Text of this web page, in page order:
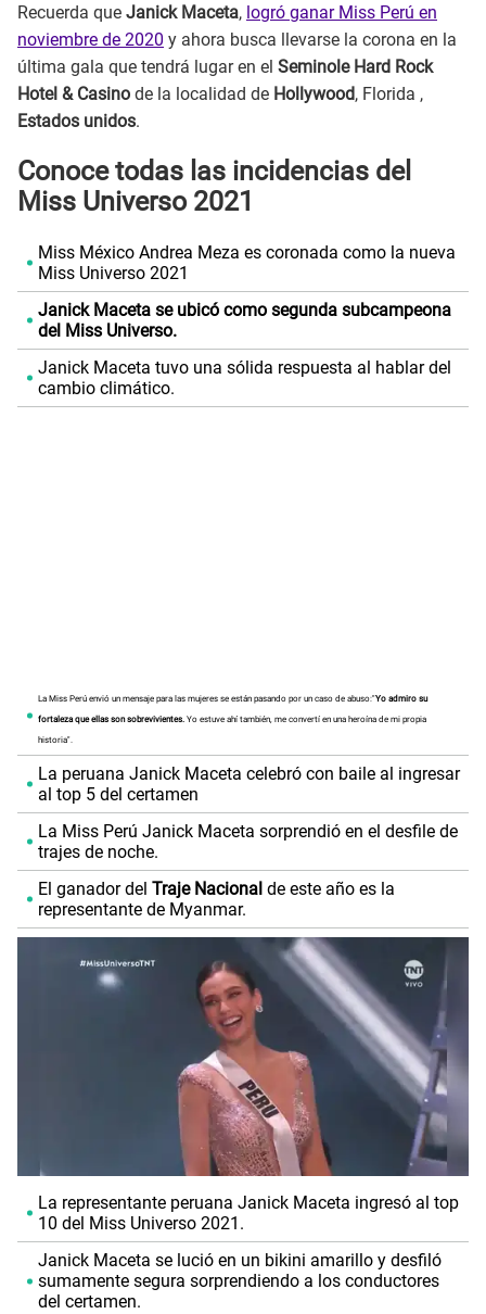
Recuerda que Janick Maceta, logró ganar Miss Perú en
noviembre de 2020 y ahora busca llevarse la corona en la
última gala que tendrá lugar en el Seminole Hard Rock
Hotel & Casino de la localidad de Hollywood, Florida ,
Estados unidos.
Conoce todas las incidencias del
Miss Universo 2021
Miss México Andrea Meza es coronada como la nueva
Miss Universo 2021
Janick Maceta se ubicó como segunda subcampeona
del Miss Universo.
Janick Maceta tuvo una sólida respuesta al hablar del
cambio climático.
La Miss Perú envió un mensaje para las mujeres se están pasando por un caso de abuso:"Yo admiro su
fortaleza que ellas son sobrevivientes. Yo estuve ahí también, me convertí en una heroína de mi propia
historia".
La peruana Janick Maceta celebró con baile al ingresar
al top 5 del certamen
La Miss Perú Janick Maceta sorprendió en el desfile de
trajes de noche.
El ganador del Traje Nacional de este año es la
representante de Myanmar.
La representante peruana Janick Maceta ingresó al top
10 del Miss Universo 2021.
Janick Maceta se lució en un bikini amarillo y desfiló
sumamente segura sorprendiendo a los conductores
del certamen.